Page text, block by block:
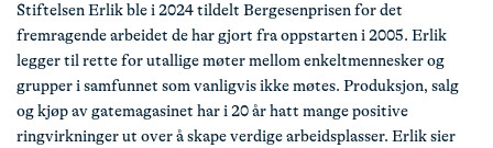
Stiftelsen Erlik ble i 2024 tildelt Bergesenprisen for det
fremragende arbeidet de har gjort fra oppstarten i 2005. Erlik
legger til rette for utallige møter mellom enkeltmennesker og
grupper i samfunnet som vanligvis ikke møtes. Produksjon, salg
og kjøp av gatemagasinet har i 20 år hatt mange positive
ringvirkninger ut over å skape verdige arbeidsplasser. Erlik sier